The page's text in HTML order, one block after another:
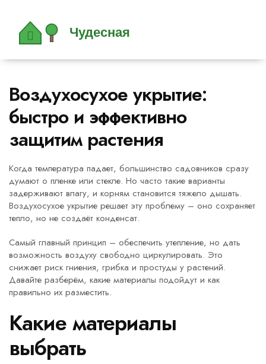
Воздухосухое укрытие:
быстро и эффективно
защитим растения
Когда температура падает, большинство садовников сразу
думают о пленке или стекле. Но часто такие варианты
задерживают влагу, и корням становится тяжело дышать.
Воздухосухое укрытие решает эту проблему – оно сохраняет
тепло, но не создаёт конденсат.
Самый главный принцип – обеспечить утепление, но дать
возможность воздуху свободно циркулировать. Это
снижает риск гниения, грибка и простуды у растений.
Давайте разберём, какие материалы подойдут и как
правильно их разместить.
Какие материалы
выбрать